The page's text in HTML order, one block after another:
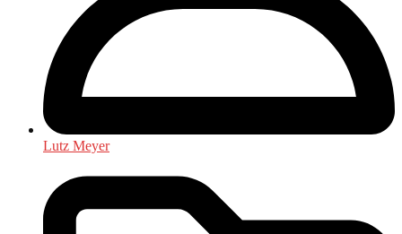
Lutz Meyer